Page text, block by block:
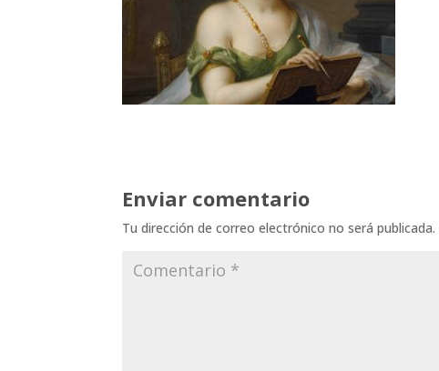
Enviar comentario
Tu dirección de correo electrónico no será publicada.